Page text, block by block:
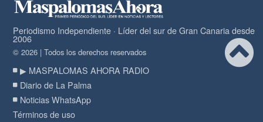
Periodismo Independiente · Líder del sur de Gran Canaria desde
2006
© 2026 | Todos los derechos reservados
▶ MASPALOMAS AHORA RADIO
Diario de La Palma
Noticias WhatsApp
Términos de uso